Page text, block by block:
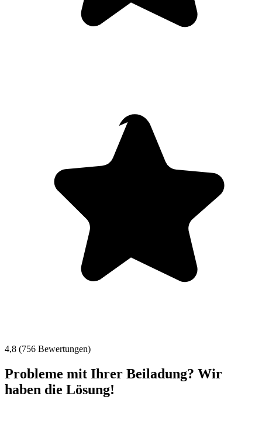
4,8 (756 Bewertungen)
Probleme mit Ihrer Beiladung? Wir
haben die Lösung!